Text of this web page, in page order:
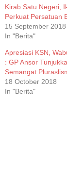
Kirab Satu Negeri,
Perkuat Persatuan
15 September 2018
In "Berita"
Apresiasi KSN,
: GP Ansor
Semangat
18 October 2018
In "Berita"